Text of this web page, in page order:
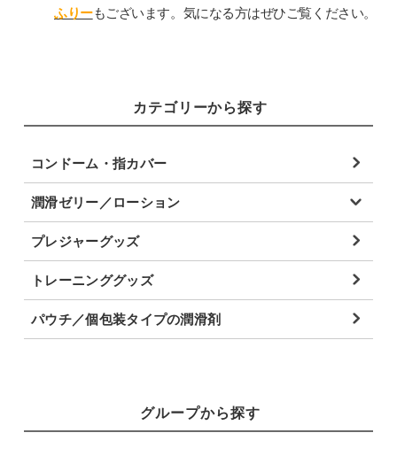
ふりーもございます。気になる方はぜひご覧ください。
カテゴリーから探す
コンドーム・指カバー
潤滑ゼリー／ローション
プレジャーグッズ
トレーニンググッズ
パウチ／個包装タイプの潤滑剤
グループから探す